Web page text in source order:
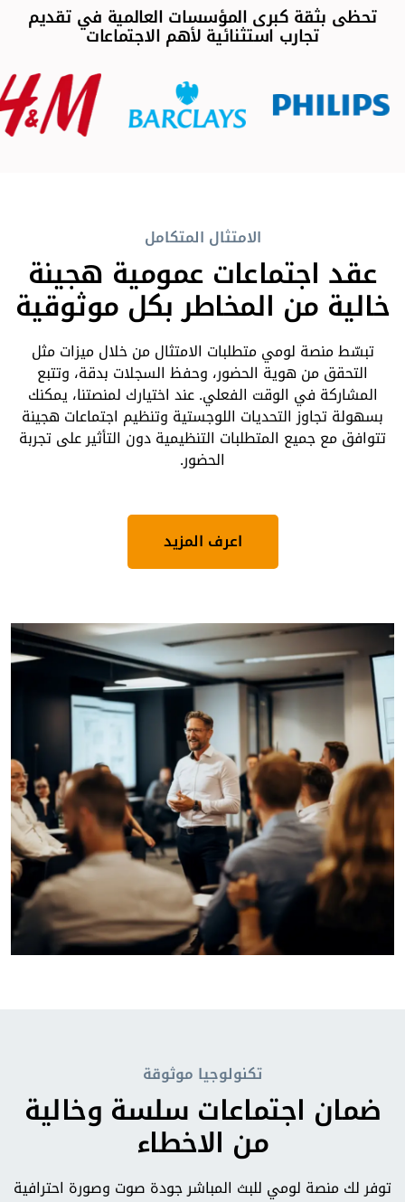
تحظى بثقة كبرى المؤسسات العالمية في تقديم
تجارب استثنائية لأهم الاجتماعات
الامتثال المتكامل
عقد اجتماعات عمومية هجينة
خالية من المخاطر بكل موثوقية
تبسّط منصة لومي متطلبات الامتثال من خلال ميزات مثل
التحقق من هوية الحضور، وحفظ السجلات بدقة، وتتبع
المشاركة في الوقت الفعلي. عند اختيارك لمنصتنا، يمكنك
بسهولة تجاوز التحديات اللوجستية وتنظيم اجتماعات هجينة
تتوافق مع جميع المتطلبات التنظيمية دون التأثير على تجربة
الحضور.
اعرف المزيد
تكنولوجيا موثوقة
ضمان اجتماعات سلسة وخالية
من الاخطاء
توفر لك منصة لومي للبث المباشر جودة صوت وصورة احترافية